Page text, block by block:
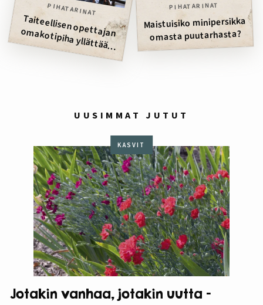
PIHATARINAT
Taiteellisen opettajan
om
akotipiha yllättää –
Suom
en Paras Piha -
PIHATARINAT
Maistuisiko minipersikka
omasta puutarhasta?
UUSIMMAT JUTUT
KASVIT
Jotakin vanhaa, jotakin uutta –